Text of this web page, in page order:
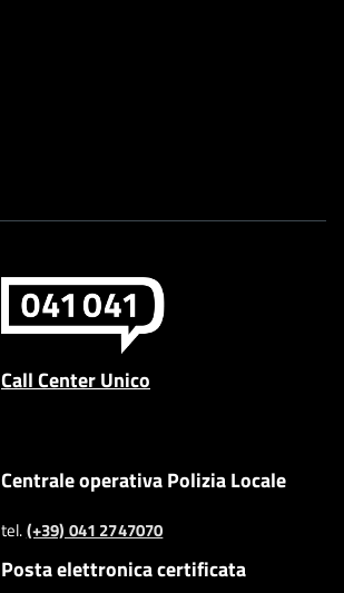
Call Center Unico
Centrale operativa Polizia Locale
tel.(+39) 041 2747070
Posta elettronica certificata